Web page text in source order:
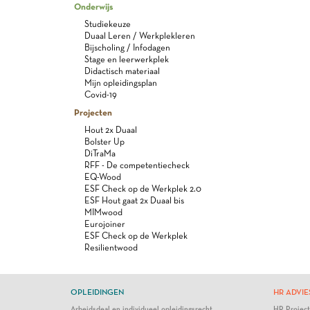
Onderwijs
Studiekeuze
Duaal Leren / Werkplekleren
Bijscholing / Infodagen
Stage en leerwerkplek
Didactisch materiaal
Mijn opleidingsplan
Covid-19
Projecten
Hout 2x Duaal
Bolster Up
DiTraMa
RFF - De competentiecheck
EQ-Wood
ESF Check op de Werkplek 2.0
ESF Hout gaat 2x Duaal bis
MIMwood
Eurojoiner
ESF Check op de Werkplek
Resilientwood
OPLEIDINGEN HR